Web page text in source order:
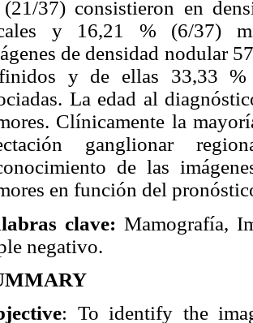
37) consistieron en
y 16,21 % (6/37)
de densidad nodular
y de ellas 33,33 %
La edad al
Clínicamente la
ganglionar
de las
en función del
clave: Mamografía,
negativo.
: To identify the